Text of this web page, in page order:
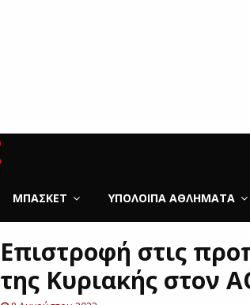
ΜΠΆΣΚΕΤ ΥΠΌΛΟΙΠΑ ΑΘΛΉΜΑΤΑ
Επιστροφή στις
της Κυριακής στον